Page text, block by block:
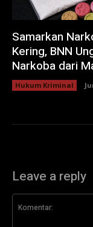
Samarkan
Kering, BNN
Narkoba dari
Hukum Kriminal
Leave a reply